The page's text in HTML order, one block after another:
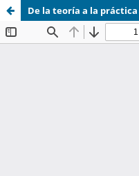
De la teoría a la